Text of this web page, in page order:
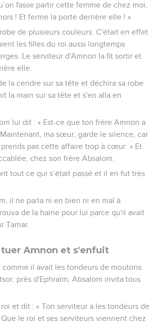
fasse partir cette femme de chez moi,
! Et ferme la porte derrière elle ! »
de plusieurs couleurs. C'était en effet
les filles du roi aussi longtemps
Le serviteur d'Amnon la fit sortir et
elle.
la cendre sur sa tête et déchira sa robe
la main sur sa tête et s'en alla en
lui dit : « Est-ce que ton frère Amnon a
ma sœur, garde le silence, car
pas cette affaire trop à cœur. » Et
chez son frère Absalom.
tout ce qui s’était passé et il en fut très
il ne parla ni en bien ni en mal à
de la haine pour lui parce qu'il avait
Tamar.
Amnon et s'enfuit
comme il avait les tondeurs de moutons
près d'Ephraïm, Absalom invita tous
et dit : « Ton serviteur a les tondeurs de
le roi et ses serviteurs viennent chez